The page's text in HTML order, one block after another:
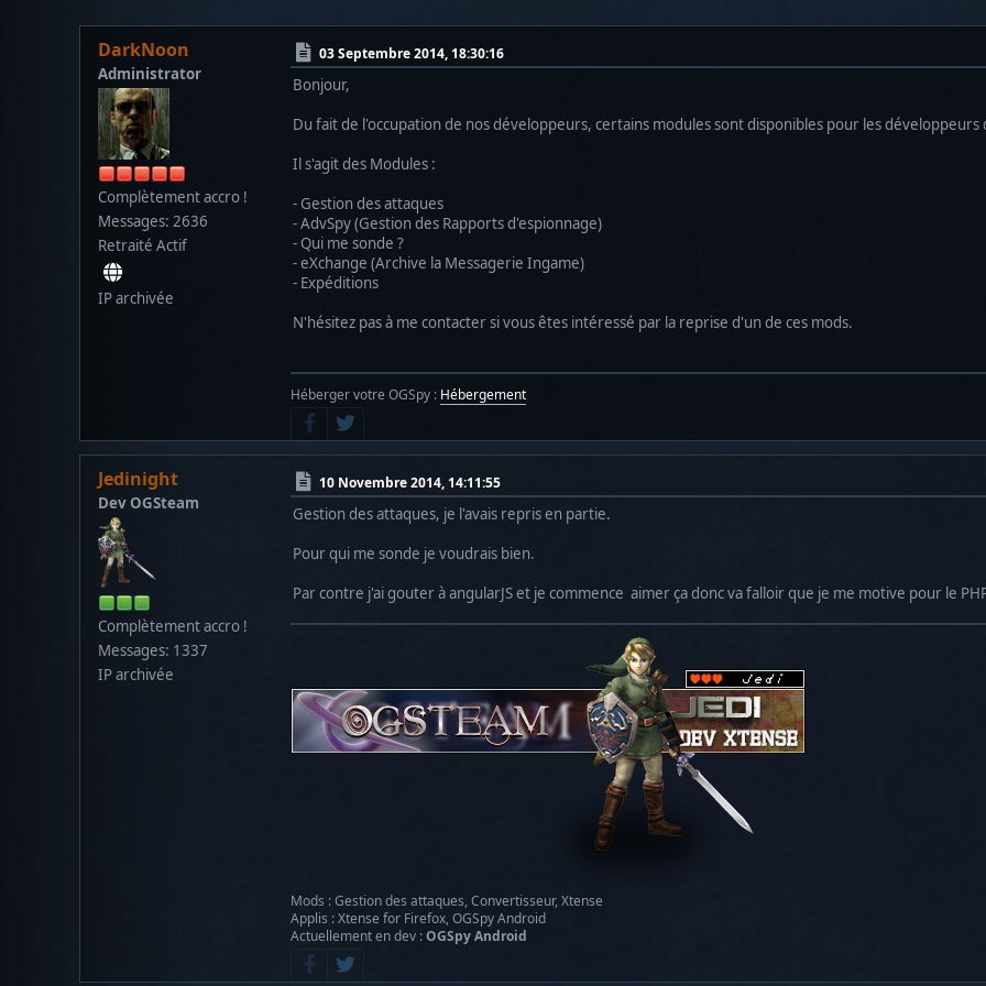
DarkNoon
Administrator
Complètement accro !
Messages: 2636
Retraité Actif
IP archivée
03 Septembre 2014, 18:30:16
Bonjour,
Du fait de l'occupation de nos développeurs, certains modules sont disponibles pour les
Il s'agit des Modules :
- Gestion des attaques
- AdvSpy (Gestion des Rapports d'espionnage)
- Qui me sonde ?
- eXchange (Archive la Messagerie Ingame)
- Expéditions
N'hésitez pas à me contacter si vous êtes intéressé par la reprise d'un de ces mods.
Héberger votre OGSpy : Hébergement
Jedinight
Dev OGSteam
Complètement accro !
Messages: 1337
IP archivée
10 Novembre 2014, 14:11:55
Gestion des attaques, je l'avais repris en partie.
Pour qui me sonde je voudrais bien.
Par contre j'ai gouter à angularJS et je commence aimer ça donc va falloir que je me motive pour le
Mods : Gestion des attaques, Convertisseur, Xtense
Applis : Xtense for Firefox, OGSpy Android
Actuellement en dev :OGSpy Android